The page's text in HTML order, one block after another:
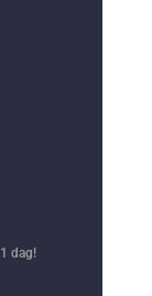
dag!